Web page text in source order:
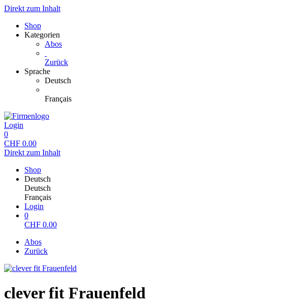
Direkt zum Inhalt
Shop
Kategorien
Abos
Zurück
Sprache
Deutsch
Français
Login
0
CHF 0.00
Direkt zum Inhalt
Shop
Deutsch
Deutsch
Français
Login
0
CHF 0.00
Abos
Zurück
clever fit Frauenfeld